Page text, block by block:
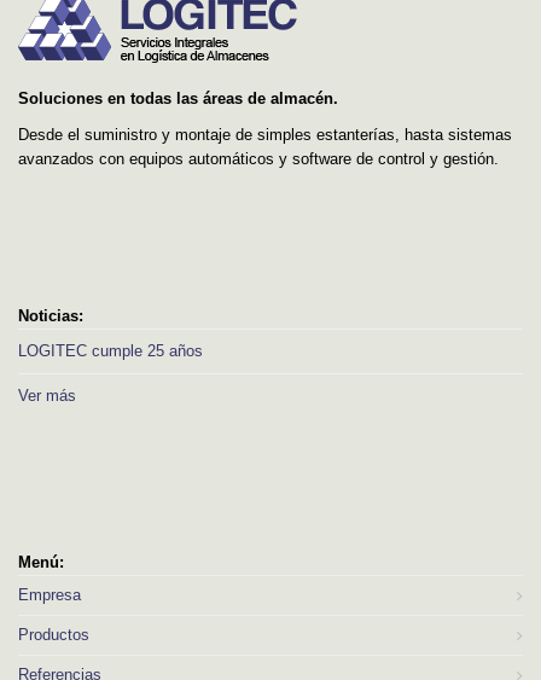
Soluciones en todas las áreas de almacén.
Desde el suministro y montaje de simples estanterías, hasta sistemas
avanzados con equipos automáticos y software de control y gestión.
Noticias:
LOGITEC cumple 25 años
Ver más
Menú:
Empresa
Productos
Referencias